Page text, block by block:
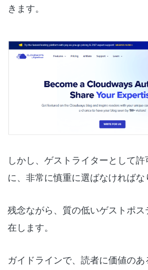
きます。
しかし、ゲストライターとして
に、非常に慎重に選ばなければな
残念ながら、質の低いゲストポ
在します。
ガイドラインで、読者に価値の